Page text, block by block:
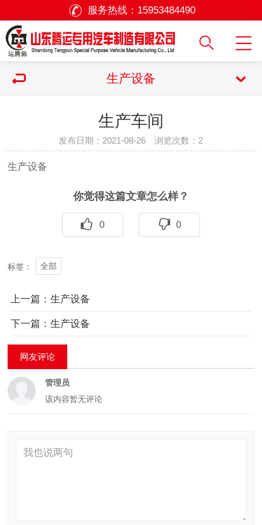
服务热线： 15953484490
生产设备
生产车间
发布日期：2021-08-26 浏览次数： 2
生产设备
你觉得这篇文章怎么样？
0 0
标签： 全部
上一篇：生产设备
下一篇：生产设备
网友评论
管理员
该内容暂无评论